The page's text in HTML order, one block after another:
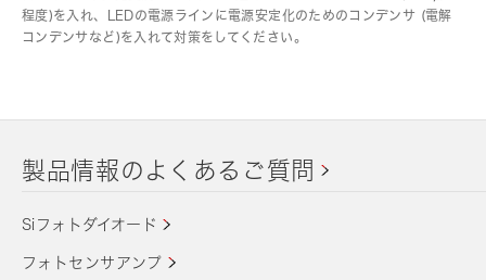
程度)を入れ、LEDの電源ラインに電源安定化のためのコンデンサ (電解
コンデンサなど)を入れて対策をしてください。
製品情報のよくあるご質問
Siフォトダイオード
フォトセンサアンプ